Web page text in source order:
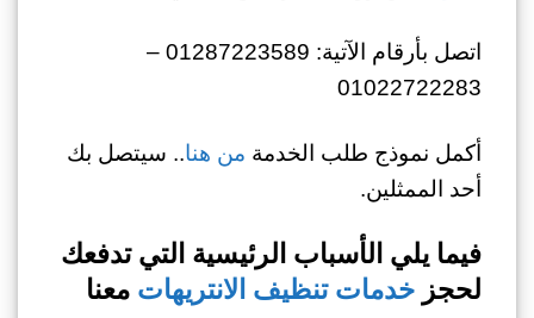
اتصل بأرقام الآتية: 01287223589 –
01022722283
أكمل نموذج طلب الخدمة من هنا.. سيتصل بك
أحد الممثلين.
فيما يلي الأسباب الرئيسية التي تدفعك
لحجزخدمات تنظيف الانتريهات معنا